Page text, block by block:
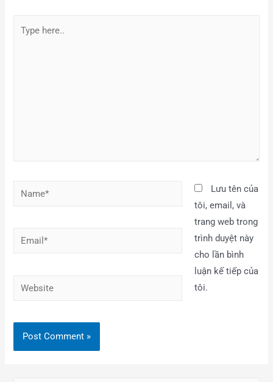
Lưu tên của
tôi, email, và
trang web trong
trình duyệt này
cho lần bình
luận kế tiếp của
tôi.